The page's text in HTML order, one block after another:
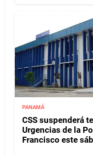
PANAMÁ
CSS suspenderá
Urgencias de la
Francisco este